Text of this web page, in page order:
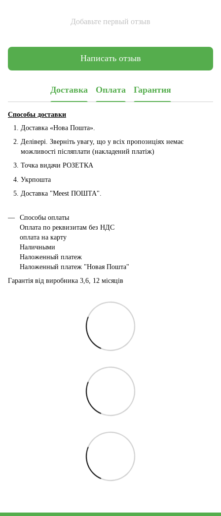
Добавьте первый отзыв
Написать отзыв
Доставка Оплата Гарантия
Способы доставки
Доставка «Нова Пошта».
Делівері. Зверніть увагу, що у всіх пропозиціях немає
можливості післяплати (накладений платіж)
Точка видачи РОЗЕТКА
Укрпошта
Доставка "Мeest ПОШТА".
Способы оплаты
Оплата по реквизитам без НДС
оплата на карту
Наличными
Наложенный платеж
Наложенный платеж "Новая Пошта"
Гарантія від виробника 3,6, 12 місяців